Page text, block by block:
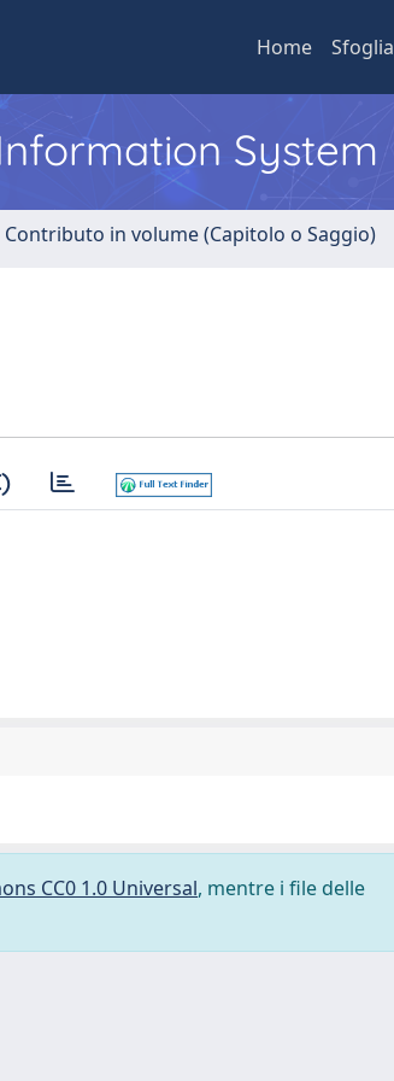
Home Sfoglia
System
Contributo in volume (Capitolo o Saggio)
CC0 1.0 Universal, mentre i file delle